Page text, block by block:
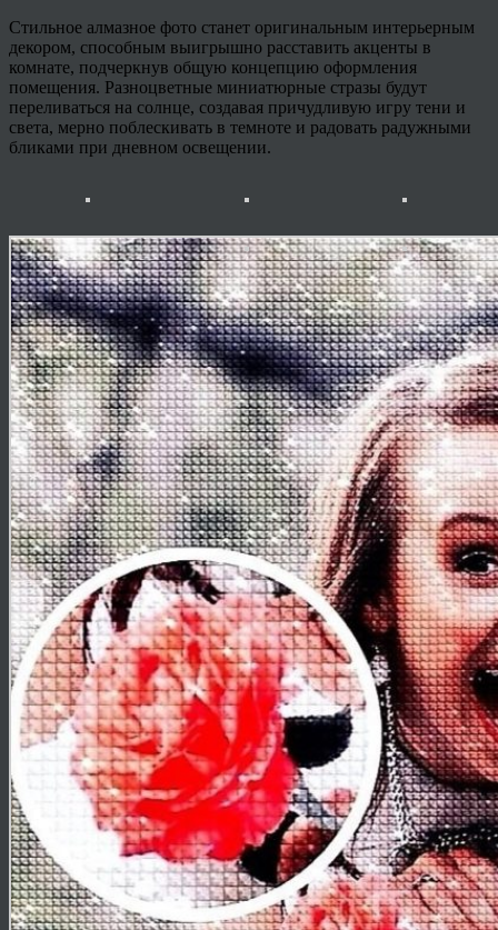
Стильное алмазное фото станет оригинальным интерьерным
декором, способным выигрышно расставить акценты в
комнате, подчеркнув общую концепцию оформления
помещения. Разноцветные миниатюрные стразы будут
переливаться на солнце, создавая причудливую игру тени и
света, мерно поблескивать в темноте и радовать радужными
бликами при дневном освещении.